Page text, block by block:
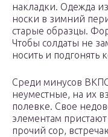
накладки. Одежда
носки в зимний
старые образцы.
Чтобы солдаты не
носить и подгонять
Среди минусов
неуместные, на их
полевке. Свое
элементам
прочий сор,